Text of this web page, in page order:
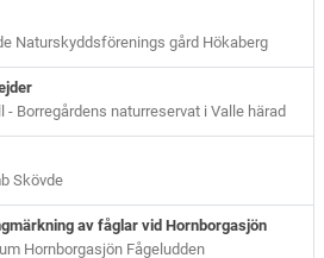
Naturskyddsförenings gård Hökaberg
- Borregårdens naturreservat i Valle härad
Skövde
av fåglar vid Hornborgasjön
Hornborgasjön Fågeludden